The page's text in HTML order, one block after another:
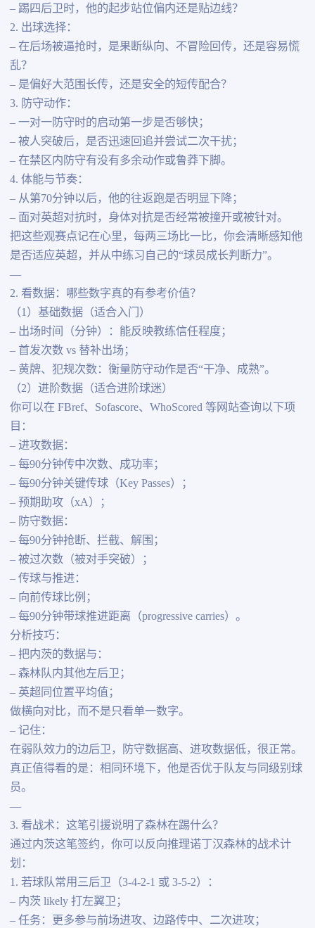
– 踢四后卫时，他的起步站位偏内还是贴边线？
2. 出球选择：
– 在后场被逼抢时，是果断纵向、不冒险回传，还是容易慌
乱？
– 是偏好大范围长传，还是安全的短传配合？
3. 防守动作：
– 一对一防守时的启动第一步是否够快；
– 被人突破后，是否迅速回追并尝试二次干扰；
– 在禁区内防守有没有多余动作或鲁莽下脚。
4. 体能与节奏：
– 从第70分钟以后，他的往返跑是否明显下降；
– 面对英超对抗时，身体对抗是否经常被撞开或被针对。
把这些观赛点记在心里，每两三场比一比，你会清晰感知他
是否适应英超，并从中练习自己的“球员成长判断力”。
—
2. 看数据：哪些数字真的有参考价值？
（1）基础数据（适合入门）
– 出场时间（分钟）：能反映教练信任程度；
– 首发次数 vs 替补出场；
– 黄牌、犯规次数：衡量防守动作是否“干净、成熟”。
（2）进阶数据（适合进阶球迷）
你可以在 FBref、Sofascore、WhoScored 等网站查询以下项
目：
– 进攻数据：
– 每90分钟传中次数、成功率；
– 每90分钟关键传球（Key Passes）；
– 预期助攻（xA）；
– 防守数据：
– 每90分钟抢断、拦截、解围；
– 被过次数（被对手突破）；
– 传球与推进：
– 向前传球比例；
– 每90分钟带球推进距离（progressive carries）。
分析技巧：
– 把内茨的数据与：
– 森林队内其他左后卫；
– 英超同位置平均值；
做横向对比，而不是只看单一数字。
– 记住：
在弱队效力的边后卫，防守数据高、进攻数据低，很正常。
真正值得看的是：相同环境下，他是否优于队友与同级别球
员。
—
3. 看战术：这笔引援说明了森林在踢什么？
通过内茨这笔签约，你可以反向推理诺丁汉森林的战术计
划：
1. 若球队常用三后卫（3-4-2-1 或 3-5-2）：
– 内茨 likely 打左翼卫；
– 任务：更多参与前场进攻、边路传中、二次进攻；